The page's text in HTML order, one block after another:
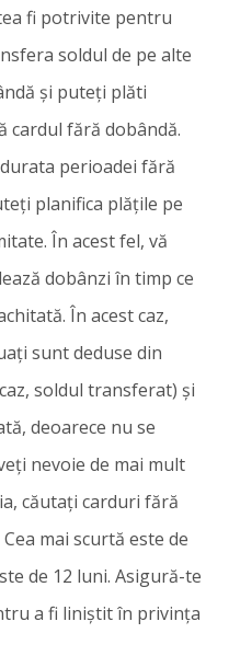
fi potrivite pentru
soldul de pe alte
și puteți plăti
cardul fără dobândă.
perioadei fără
planifica plățile pe
În acest fel, vă
dobânzi în timp ce
În acest caz,
sunt deduse din
soldul transferat) și
deoarece nu se
nevoie de mai mult
căutați carduri fără
mai scurtă este de
de 12 luni. Asigură-te
a fi liniștit în privința